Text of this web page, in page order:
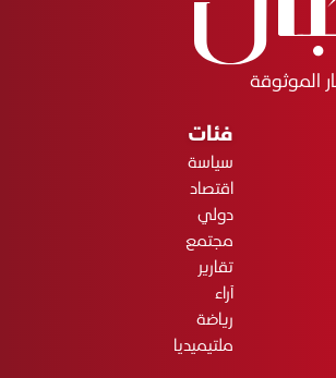
الموثوقة
فئات
سياسة
اقتصاد
دولي
مجتمع
تقارير
آراء
رياضة
ملتيميديا